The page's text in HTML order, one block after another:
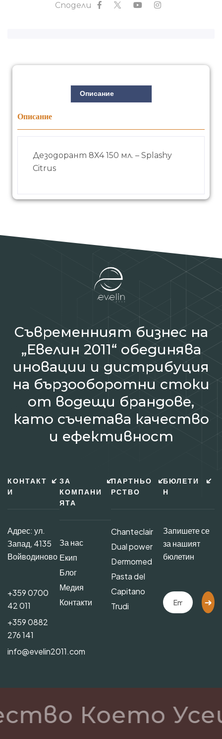
Сподели
Описание
Описание
Дезодорант 8Х4 150 мл. – Splashy
Citrus
Съвременният бизнес на
„Евелин 2011“ обединява
иновации и дистрибуция
на бързооборотни стоки
от водещи брандове,
като съчетава качество
и ефективност
КОНТАКТ
И
Адрес: ул.
Запад, 4135
Войводиново
+359 0700
42 011
+359 0882
276 141
info@evelin2011.com
ЗА
КОМПАНИ
ЯТА
За нас
Екип
Блог
Медия
Контакти
ПАРТНЬО
РСТВО
Chanteclair
Dual power
Dermomed
Pasta del
Capitano
Trudi
БЮЛЕТИ
Н
Запишете се
за нашият
бюлетин
Което